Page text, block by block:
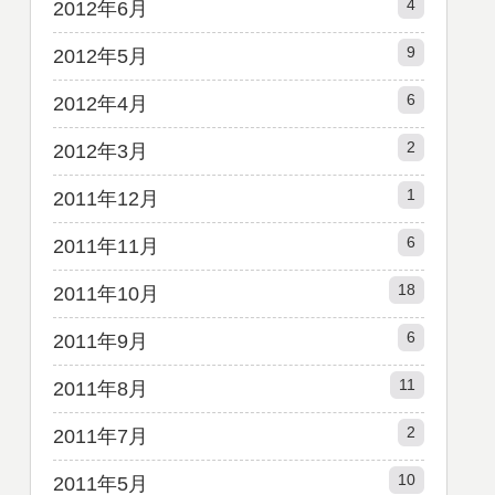
2012年6月 4
2012年5月 9
2012年4月 6
2012年3月 2
2011年12月 1
2011年11月 6
2011年10月 18
2011年9月 6
2011年8月 11
2011年7月 2
2011年5月 10